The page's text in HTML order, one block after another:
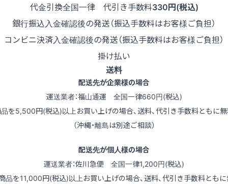
代金引換全国一律 代引き手数料330円(税込)
銀行振込入金確認後の発送（振込手数料はお客様ご負担）
コンビニ決済入金確認後の発送（振込手数料はお客様ご負担）
掛け払い
送料
配送先が企業様の場合
運送業者：福山通運 全国一律660円(税込)
品を5,500円(税込)以上お買い上げの場合、送料、代引き手数料ともに無
（沖縄・離島は別途ご相談）
配送先が個人様の場合
運送業者：佐川急便 全国一律1,200円(税込)
品を11,000円(税込)以上お買い上げの場合、送料、代引き手数料とも